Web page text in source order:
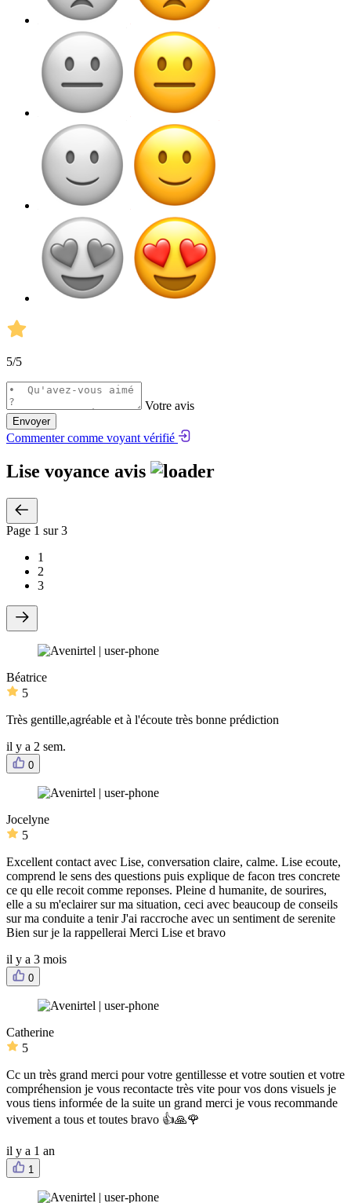
5/5
Votre avis
Envoyer
Commenter comme voyant vérifié
Lise voyance avis
Page 1 sur 3
1
2
3
Béatrice
5
Très gentille,agréable et à l'écoute très bonne prédiction
il y a 2 sem.
0
Jocelyne
5
Excellent contact avec Lise, conversation claire, calme. Lise ecoute,
comprend le sens des questions puis explique de facon tres concrete
ce qu elle recoit comme reponses. Pleine d humanite, de sourires,
elle a su m'eclairer sur ma situation, ceci avec beaucoup de conseils
sur ma conduite a tenir J'ai raccroche avec un sentiment de serenite
Bien sur je la rappellerai Merci Lise et bravo
il y a 3 mois
0
Catherine
5
Cc un très grand merci pour votre gentillesse et votre soutien et votre
compréhension je vous recontacte très vite pour vos dons visuels je
vous tiens informée de la suite un grand merci je vous recommande
vivement a tous et toutes bravo 👍🙏🌹
il y a 1 an
1